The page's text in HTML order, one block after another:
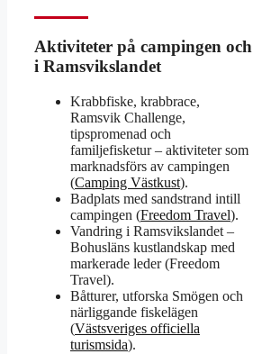
Aktiviteter på campingen och
i Ramsvikslandet
Krabbfiske, krabbrace,
Ramsvik Challenge,
tipspromenad och
familjefisketur – aktiviteter som
marknadsförs av campingen
(Camping Västkust).
Badplats med sandstrand intill
campingen (Freedom Travel).
Vandring i Ramsvikslandet –
Bohusläns kustlandskap med
markerade leder (Freedom
Travel).
Båtturer, utforska Smögen och
närliggande fiskelägen
(Västsveriges officiella
turismsida).